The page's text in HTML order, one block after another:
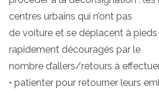
centres urbains qui n’ont pas
de voiture et se déplacent à pieds
rapidement découragés par le
nombre d’allers/retours à
• patienter pour retourner leurs